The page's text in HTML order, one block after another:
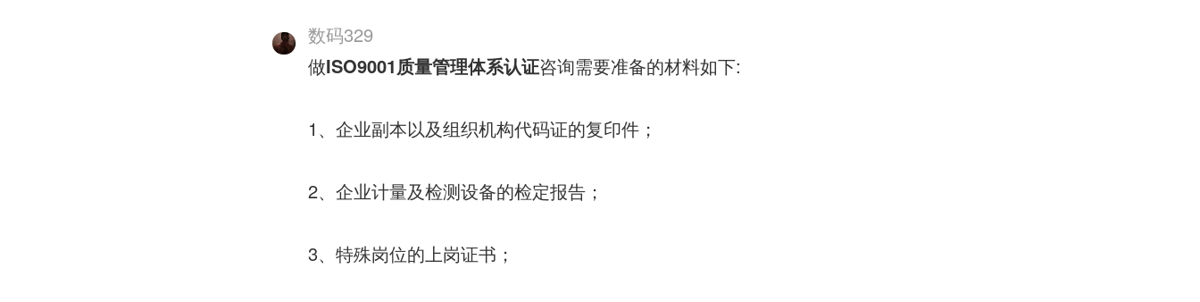
数码329
做ISO9001质量管理体系认证咨询需要准备的材料如下:
1、企业副本以及组织机构代码证的复印件；
2、企业计量及检测设备的检定报告；
3、特殊岗位的上岗证书；